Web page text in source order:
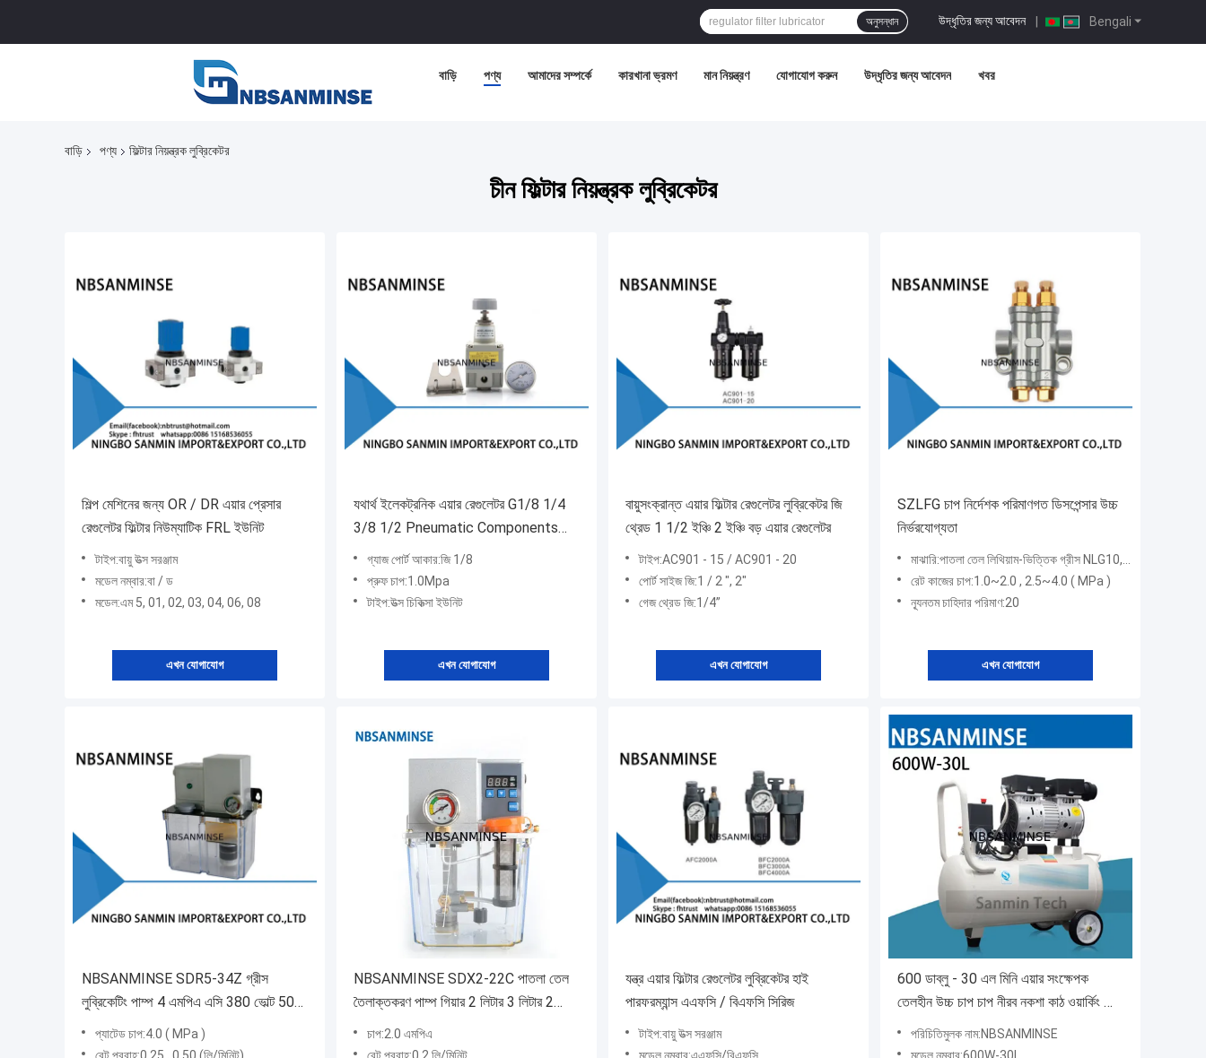
Bengali
উদ্ধৃতির জন্য আবেদন |
অনুসন্ধান
বাড়ি পণ্য আমাদের সম্পর্কে কারখানা ভ্রমণ মান নিয়ন্ত্রণ যোগাযোগ করুন উদ্ধৃতির জন্য আবেদন খবর
বাড়ি পণ্য ফিল্টার নিয়ন্ত্রক লুব্রিকেটর
চীন ফিল্টার নিয়ন্ত্রক লুব্রিকেটর
শিল্প মেশিনের জন্য OR / DR এয়ার প্রেসার
রেগুলেটর ফিল্টার নিউম্যাটিক FRL ইউনিট
টাইপ:বায়ু উত্স সরঞ্জাম
মডেল নম্বার:বা / ড
মডেল:এম 5, 01, 02, 03, 04, 06, 08
এখন যোগাযোগ
যথার্থ ইলেকট্রনিক এয়ার রেগুলেটর G1/8 1/4
3/8 1/2 Pneumatic Components
গ্যাজ পোর্ট আকার:জি 1/8
প্রুফ চাপ:1.0Mpa
টাইপ:উত্স চিকিত্সা ইউনিট
এখন যোগাযোগ
বায়ুসংক্রান্ত এয়ার ফিল্টার রেগুলেটর লুব্রিকেটর জি
থ্রেড 1 1/2 ইঞ্চি 2 ইঞ্চি বড় এয়ার রেগুলেটর
টাইপ:AC901 - 15 / AC901 - 20
পোর্ট সাইজ জি:1 / 2 ", 2"
গেজ থ্রেড জি:1/4”
এখন যোগাযোগ
SZLFG চাপ নির্দেশক পরিমাণগত ডিসপেন্সার উচ্চ
নির্ভরযোগ্যতা
মাঝারি:পাতলা তেল লিথিয়াম-ভিত্তিক গ্রীস NLG10,00 বা 000
রেট কাজের চাপ:1.0~2.0 , 2.5~4.0 ( MPa )
ন্যূনতম চাহিদার পরিমাণ:20
এখন যোগাযোগ
NBSANMINSE SDR5-34Z গ্রীস
লুব্রিকেটিং পাম্প 4 এমপিএ এসি 380 ভোল্ট 50
হেজ ওভারফ্লো ওয়াভেলের জন্য তৈলাক্তকরণ
সিস্টেম
প্যাটেড চাপ:4.0 ( MPa )
NBSANMINSE SDX2-22C পাতলা তেল
তৈলাক্তকরণ পাম্প গিয়ার 2 লিটার 3 লিটার 2
এমপিএ একক / সিএনসি মা এর জন্য ডাবল
ডিজিটাল ডিসপ্লে
চাপ:2.0 এমপিএ
যন্ত্র এয়ার ফিল্টার রেগুলেটর লুব্রিকেটর হাই
পারফরম্যান্স এএফসি / বিএফসি সিরিজ
টাইপ:বায়ু উত্স সরঞ্জাম
600 ডাব্লু - 30 এল মিনি এয়ার সংক্ষেপক
তেলহীন উচ্চ চাপ চাপ নীরব নকশা কাঠ ওয়ার্কিং হোম
অ্যাপ্লিকেশন AC220V উচ্চ মানের
পরিচিতিমুলক নাম:NBSANMINSE